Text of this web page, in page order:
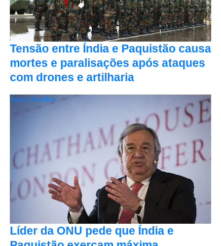
Tensão entre Índia e Paquistão causa
mortes e paralisações após ataques
com drones e artilharia
Líder da ONU pede que Índia e
Ásia e Pacífico